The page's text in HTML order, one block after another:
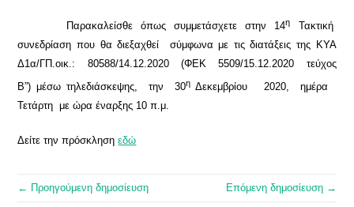
Παρακαλείσθε όπως συμμετάσχετε στην 14η
Τακτική
συνεδρίαση που θα διεξαχθεί σύμφωνα με τις διατάξεις της ΚΥΑ
Δ1α/ΓΠ.οικ.: 80588/14.12.2020 (ΦΕΚ 5509/15.12.2020 τεύχος
Β”) μέσω τηλεδιάσκεψης, την 30η Δεκεμβρίου 2020, ημέρα
Τετάρτη με ώρα έναρξης 10 π.μ.
Δείτε την πρόσκλησηεδώ
← Προηγούμενη δημοσίευση Επόμενη δημοσίευση →